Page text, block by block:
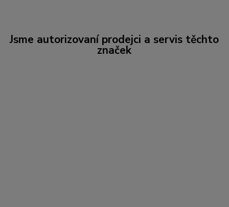
Jsme autorizovaní prodejci a servis těchto
značek